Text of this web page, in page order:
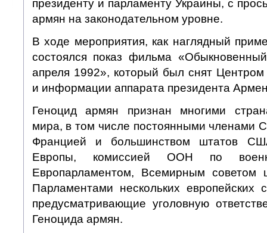
президенту и парламенту Украины, с
армян на законодательном уровне.
В ходе мероприятия, как наглядный
состоялся показ фильма
апреля 1992», который был снят
и информации аппарата президента
Геноцид армян признан многими
мира, в том числе постоянными членами
Францией и большинством штатов
Европы, комиссией ООН по
Европарламентом, Всемирным советом
Парламентами нескольких европейских
предусматривающие уголовную
Геноцида армян.